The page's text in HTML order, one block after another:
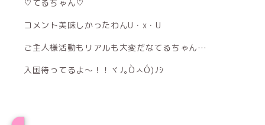
♡てるちゃん♡
コメント美味しかったわんU・x・U
ご主人様活動もリアルも大変だなてるちゃん…
入国待ってるよ〜！！ヾﾉ｡ÒㅅÓ)ﾉｼ